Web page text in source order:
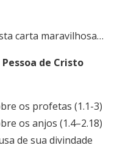
carta maravilhosa…
Pessoa de Cristo
os profetas (1.1-3)
os anjos (1.4–2.18)
de sua divindade